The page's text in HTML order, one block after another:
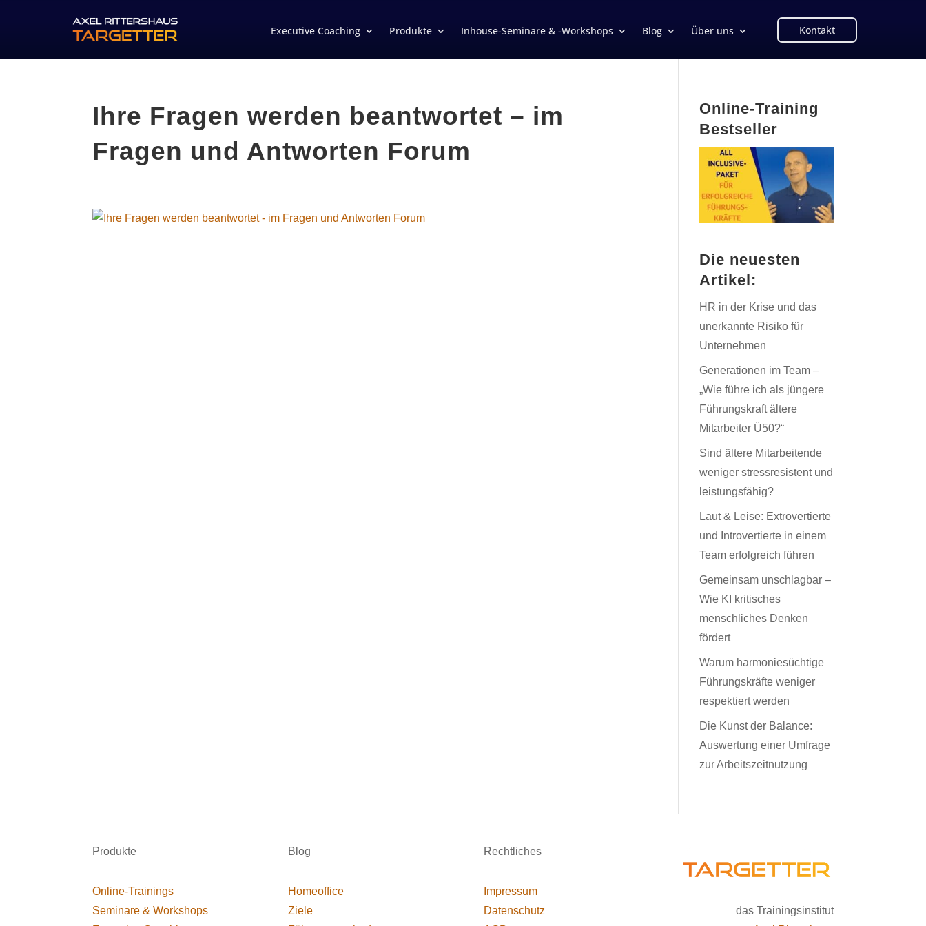
Executive Coaching Produkte Inhouse-Seminare & -Workshops Blog Über uns Kontakt
Ihre Fragen werden beantwortet – im
Fragen und Antworten Forum
Online-Training
Bestseller
Die neuesten
Artikel:
HR in der Krise und das
unerkannte Risiko für
Unternehmen
Generationen im Team –
„Wie führe ich als jüngere
Führungskraft ältere
Mitarbeiter Ü50?“
Sind ältere Mitarbeitende
weniger stressresistent und
leistungsfähig?
Laut & Leise: Extrovertierte
und Introvertierte in einem
Team erfolgreich führen
Gemeinsam unschlagbar –
Wie KI kritisches
menschliches Denken
fördert
Warum harmoniesüchtige
Führungskräfte weniger
respektiert werden
Die Kunst der Balance:
Auswertung einer Umfrage
zur Arbeitszeitnutzung
Produkte
Online-Trainings
Seminare & Workshops
Blog
Homeoffice
Ziele
Rechtliches
Impressum
Datenschutz
das Trainingsinstitut